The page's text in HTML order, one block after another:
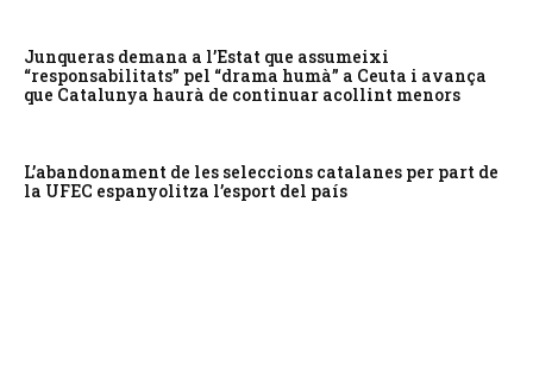
Junqueras demana a l’Estat que assumeixi
“responsabilitats” pel “drama humà” a Ceuta i avança
que Catalunya haurà de continuar acollint menors
L’abandonament de les seleccions catalanes per part de
la UFEC espanyolitza l’esport del país